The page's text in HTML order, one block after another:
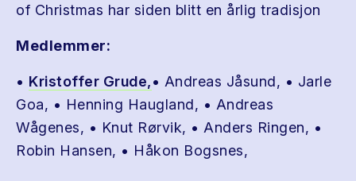
of Christmas har siden blitt en årlig tradisjon
Medlemmer:
• Kristoffer Grude,• Andreas Jåsund, • Jarle
Goa, • Henning Haugland, • Andreas
Wågenes, • Knut Rørvik, • Anders Ringen, •
Robin Hansen, • Håkon Bogsnes,